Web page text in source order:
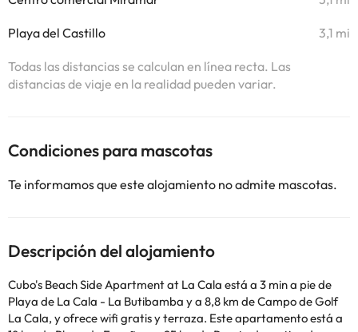
Playa del Castillo 3,1 mi
Todas las distancias se calculan en línea recta. Las
distancias de viaje en la realidad pueden variar.
Condiciones para mascotas
Te informamos que este alojamiento no admite mascotas.
Descripción del alojamiento
Cubo's Beach Side Apartment at La Cala está a 3 min a pie de
Playa de La Cala - La Butibamba y a 8,8 km de Campo de Golf
La Cala, y ofrece wifi gratis y terraza. Este apartamento está a